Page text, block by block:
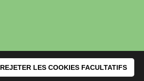
REJETER LES COOKIES FACULTATIFS